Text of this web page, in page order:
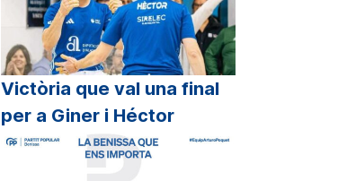
Victòria que val una final
per a Giner i Héctor